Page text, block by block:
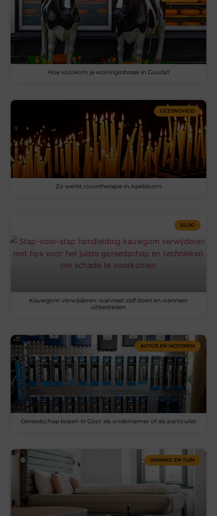
Hoe voorkom je woninginbraak in Gouda?
GEZONDHEID
Zo werkt rouwtherapie in Apeldoorn
BLOG
Kauwgom verwijderen: wanneer zelf doen en wanneer
uitbesteden
AUTO’S EN MOTOREN
Gereedschap kopen in Goor als ondernemer of als particulier
WONING EN TUIN